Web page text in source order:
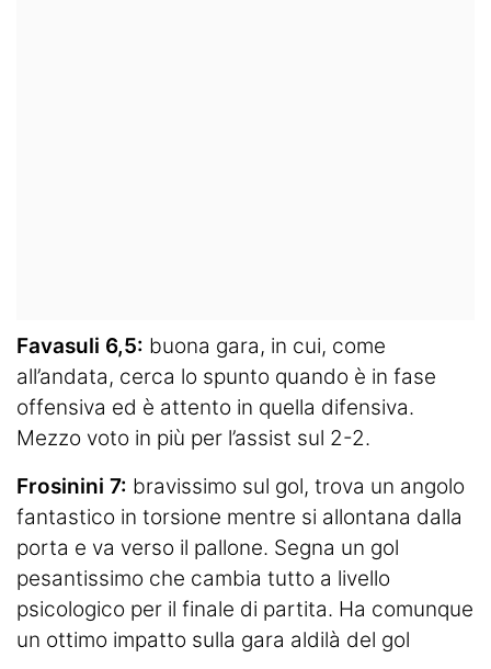
Favasuli 6,5: buona gara, in cui, come
all’andata, cerca lo spunto quando è in fase
offensiva ed è attento in quella difensiva.
Mezzo voto in più per l’assist sul 2-2.
Frosinini 7: bravissimo sul gol, trova un angolo
fantastico in torsione mentre si allontana dalla
porta e va verso il pallone. Segna un gol
pesantissimo che cambia tutto a livello
psicologico per il finale di partita. Ha comunque
un ottimo impatto sulla gara aldilà del gol